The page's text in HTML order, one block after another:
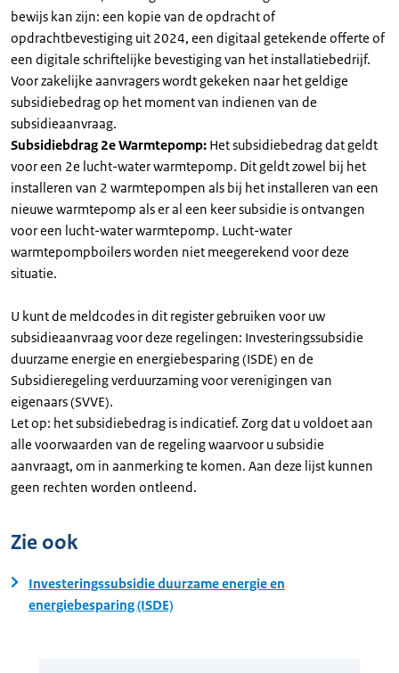
bewijs kan zijn: een kopie van de opdracht of
opdrachtbevestiging uit 2024, een digitaal getekende offerte of
een digitale schriftelijke bevestiging van het installatiebedrijf.
Voor zakelijke aanvragers wordt gekeken naar het geldige
subsidiebedrag op het moment van indienen van de
subsidieaanvraag.
Subsidiebdrag 2e Warmtepomp: Het subsidiebedrag dat geldt
voor een 2e lucht-water warmtepomp. Dit geldt zowel bij het
installeren van 2 warmtepompen als bij het installeren van een
nieuwe warmtepomp als er al een keer subsidie is ontvangen
voor een lucht-water warmtepomp. Lucht-water
warmtepompboilers worden niet meegerekend voor deze
situatie.
U kunt de meldcodes in dit register gebruiken voor uw
subsidieaanvraag voor deze regelingen: Investeringssubsidie
duurzame energie en energiebesparing (ISDE) en de
Subsidieregeling verduurzaming voor verenigingen van
eigenaars (SVVE).
Let op: het subsidiebedrag is indicatief. Zorg dat u voldoet aan
alle voorwaarden van de regeling waarvoor u subsidie
aanvraagt, om in aanmerking te komen. Aan deze lijst kunnen
geen rechten worden ontleend.
Zie ook
Investeringssubsidie duurzame energie en
energiebesparing (ISDE)